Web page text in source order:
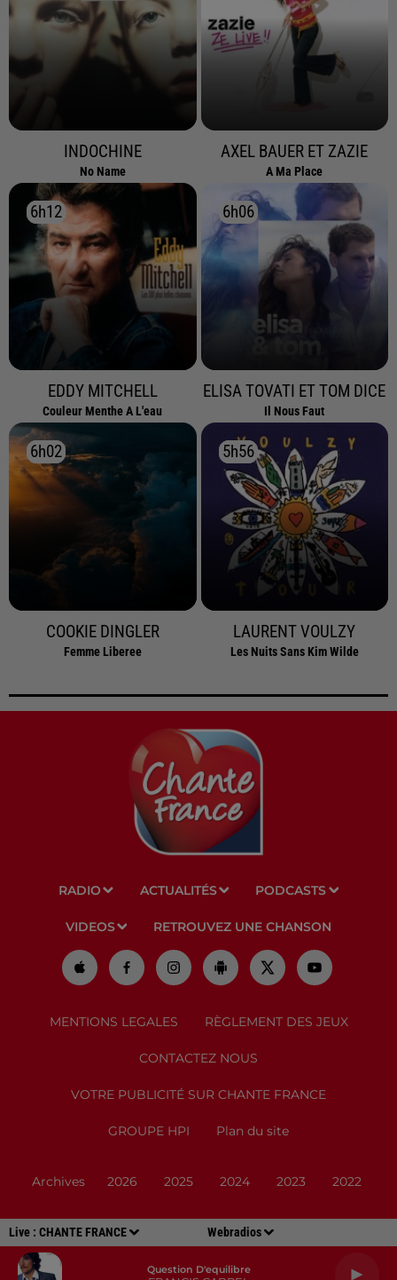
Live : CHANTE FRANCE Webradios
Question D'equilibre
INDOCHINE
No Name
AXEL BAUER ET ZAZIE
A Ma Place
6h12
6h12
EDDY MITCHELL
Couleur Menthe A L'eau
6h06
6h06
ELISA TOVATI ET TOM DICE
Il Nous Faut
6h02
6h02
COOKIE DINGLER
Femme Liberee
5h56
5h56
LAURENT VOULZY
Les Nuits Sans Kim Wilde
RADIO ACTUALITÉS PODCASTS
VIDEOS RETROUVEZ UNE CHANSON
MENTIONS LEGALES RÈGLEMENT DES JEUX
CONTACTEZ NOUS
VOTRE PUBLICITÉ SUR CHANTE FRANCE
GROUPE HPI Plan du site
Archives 2026 2025 2024 2023 2022